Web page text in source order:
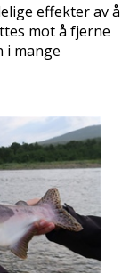
effekter av å
mot å fjerne
i mange